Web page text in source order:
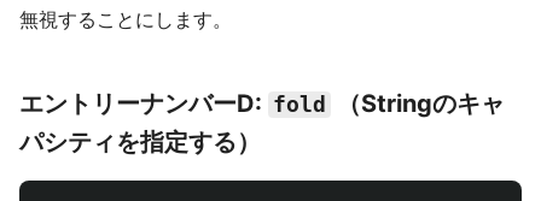
無視することにします。
エントリーナンバーD: fold
（Stringのキャ
パシティを指定する）